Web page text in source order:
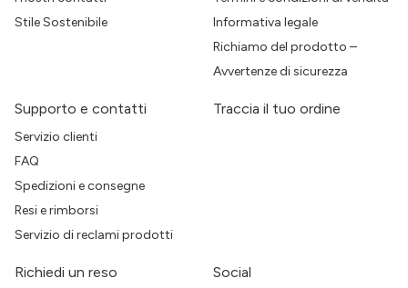
Stile Sostenibile
Informativa legale
Richiamo del prodotto –
Avvertenze di sicurezza
Supporto e contatti
Servizio clienti
FAQ
Spedizioni e consegne
Resi e rimborsi
Servizio di reclami prodotti
Traccia il tuo ordine
Richiedi un reso Social